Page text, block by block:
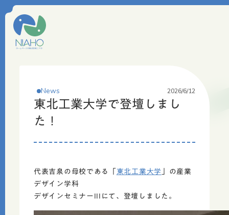
News 2026/6/12
東北工業大学で登壇しまし
た！
代表吉泉の母校である「東北工業大学」の産業
デザイン学科
デザインセミナーIIIにて、登壇しました。